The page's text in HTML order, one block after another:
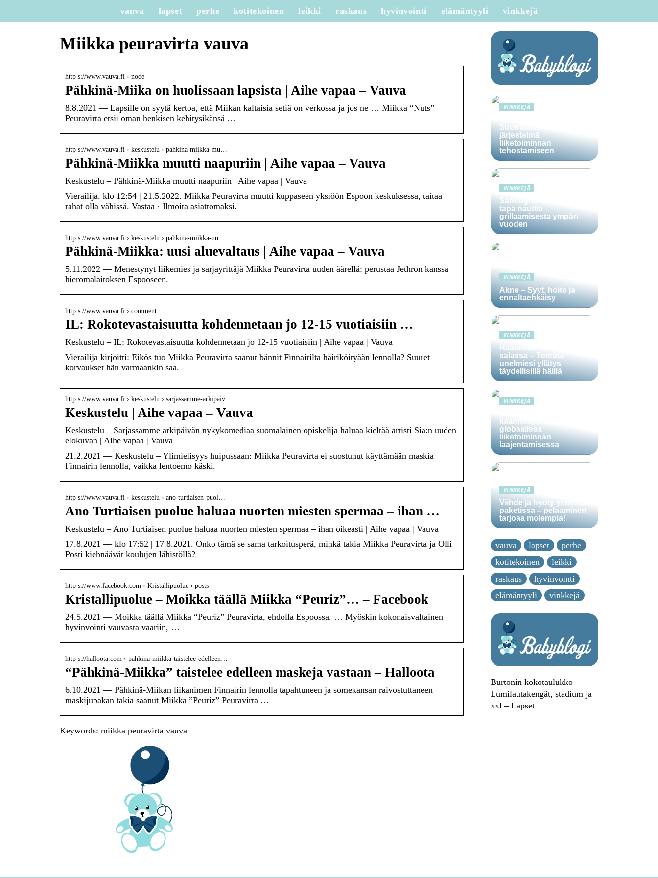
vauva lapset perhe kotitekoinen leikki raskaus hyvinvointi elämäntyyli vinkkejä
Miikka peuravirta vauva
http s://www.vauva.fi › node
Pähkinä-Miika on huolissaan lapsista | Aihe vapaa – Vauva
8.8.2021 — Lapsille on syytä kertoa, että Miikan kaltaisia setiä on verkossa ja jos ne … Miikka “Nuts”
Peuravirta etsii oman henkisen kehitysikänsä …
http s://www.vauva.fi › keskustelu › pahkina-miikka-mu…
Pähkinä-Miikka muutti naapuriin | Aihe vapaa – Vauva
Keskustelu – Pähkinä-Miikka muutti naapuriin | Aihe vapaa | Vauva
Vierailija. klo 12:54 | 21.5.2022. Miikka Peuravirta muutti kuppaseen yksiöön Espoon keskuksessa, taitaa
rahat olla vähissä. Vastaa · Ilmoita asiattomaksi.
http s://www.vauva.fi › keskustelu › pahkina-miikka-uu…
Pähkinä-Miikka: uusi aluevaltaus | Aihe vapaa – Vauva
5.11.2022 — Menestynyt liikemies ja sarjayrittäjä Miikka Peuravirta uuden äärellä: perustaa Jethron kanssa
hieromalaitoksen Espooseen.
http s://www.vauva.fi › comment
IL: Rokotevastaisuutta kohdennetaan jo 12-15 vuotiaisiin …
Keskustelu – IL: Rokotevastaisuutta kohdennetaan jo 12-15 vuotiaisiin | Aihe vapaa | Vauva
Vierailija kirjoitti: Eikös tuo Miikka Peuravirta saanut bännit Finnairilta häiriköityään lennolla? Suuret
korvaukset hän varmaankin saa.
http s://www.vauva.fi › keskustelu › sarjassamme-arkipaiv…
Keskustelu | Aihe vapaa – Vauva
Keskustelu – Sarjassamme arkipäivän nykykomediaa suomalainen opiskelija haluaa kieltää artisti Sia:n uuden
elokuvan | Aihe vapaa | Vauva
21.2.2021 — Keskustelu – Ylimielisyys huipussaan: Miikka Peuravirta ei suostunut käyttämään maskia
Finnairin lennolla, vaikka lentoemo käski.
http s://www.vauva.fi › keskustelu › ano-turtiaisen-puol…
Ano Turtiaisen puolue haluaa nuorten miesten spermaa – ihan …
Keskustelu – Ano Turtiaisen puolue haluaa nuorten miesten spermaa – ihan oikeasti | Aihe vapaa | Vauva
17.8.2021 — klo 17:52 | 17.8.2021. Onko tämä se sama tarkoitusperä, minkä takia Miikka Peuravirta ja Olli
Posti kiehnäävät koulujen lähistöllä?
http s://www.facebook.com › Kristallipuolue › posts
Kristallipuolue – Moikka täällä Miikka “Peuriz”… – Facebook
24.5.2021 — Moikka täällä Miikka “Peuriz” Peuravirta, ehdolla Espoossa. … Myöskin kokonaisvaltainen
hyvinvointi vauvasta vaariin, …
http s://halloota.com › pahkina-miikka-taistelee-edelleen…
“Pähkinä-Miikka” taistelee edelleen maskeja vastaan – Halloota
6.10.2021 — Pähkinä-Miikan liikanimen Finnairin lennolla tapahtuneen ja somekansan raivostuttaneen
maskijupakan takia saanut Miikka ”Peuriz” Peuravirta …
Keywords: miikka peuravirta vauva
VINKKEJÄ
Suomalainen CRM-
järjestelmä
liiketoiminnan
tehostamiseen
VINKKEJÄ
Sähkögrilli on vaivaton
tapa nauttia
grillaamisesta ympäri
vuoden
VINKKEJÄ
Akne – Syyt, hoito ja
ennaltaehkäisy
VINKKEJÄ
Häälainan hakeminen
salassa – Toteuta
unelmiesi yllätys
täydellisillä häillä
VINKKEJÄ
käännöspalvelujen rooli
globaalissa
liiketoiminnan
laajentamisessa
VINKKEJÄ
Viihde ja hyöty yhdessä
paketissa – pelaaminen
tarjoaa molempia!
vauva lapset
perhe
kotitekoinen
leikki
raskaus
hyvinvointi
elämäntyyli
vinkkejä
Burtonin kokotaulukko –
Lumilautakengät, stadium ja
xxl – Lapset